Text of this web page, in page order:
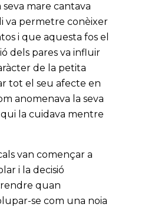
mare cantava
va permetre conèixer
i que aquesta fos el
dels pares va influir
de la petita
tot el seu afecte en
anomenava la seva
la cuidava mentre
van començar a
i la decisió
quan
se com una noia